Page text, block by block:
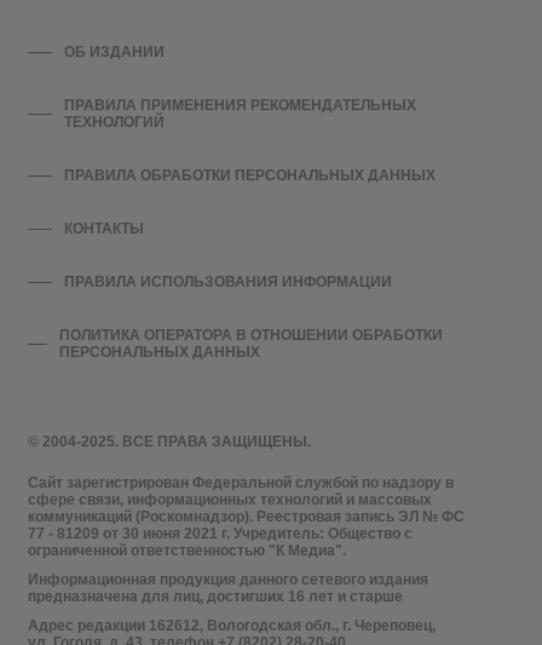
© 2004-2025. ВСЕ ПРАВА ЗАЩИЩЕНЫ.
Сайт зарегистрирован Федеральной службой по надзору в
сфере связи, информационных технологий и массовых
коммуникаций (Роскомнадзор). Реестровая запись ЭЛ № ФС
77 - 81209 от 30 июня 2021 г. Учредитель: Общество с
ограниченной ответственностью "К Медиа".
Информационная продукция данного сетевого издания
предназначена для лиц, достигших 16 лет и старше
Адрес редакции 162612, Вологодская обл., г. Череповец,
ОБ ИЗДАНИИ
ПРАВИЛА ПРИМЕНЕНИЯ РЕКОМЕНДАТЕЛЬНЫХ
ТЕХНОЛОГИЙ
ПРАВИЛА ОБРАБОТКИ ПЕРСОНАЛЬНЫХ ДАННЫХ
КОНТАКТЫ
ПРАВИЛА ИСПОЛЬЗОВАНИЯ ИНФОРМАЦИИ
ПОЛИТИКА ОПЕРАТОРА В ОТНОШЕНИИ ОБРАБОТКИ
ПЕРСОНАЛЬНЫХ ДАННЫХ